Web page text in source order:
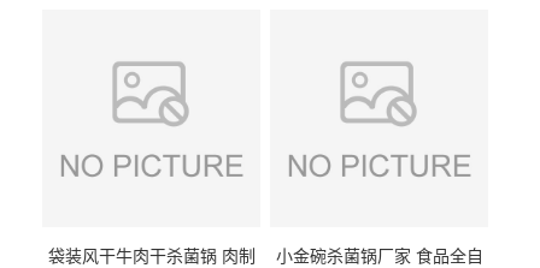
袋装风干牛肉干杀菌锅 肉制
小金碗杀菌锅厂家 食品全自